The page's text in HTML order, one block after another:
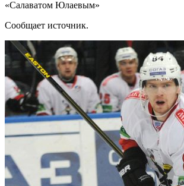
«Салаватом Юлаевым»
Сообщает источник.